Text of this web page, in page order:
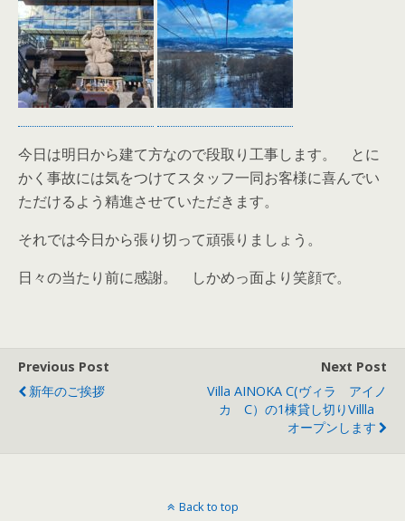
今日は明日から建て方なので段取り工事します。 とに
かく事故には気をつけてスタッフ一同お客様に喜んでい
ただけるよう精進させていただきます。
それでは今日から張り切って頑張りましょう。
日々の当たり前に感謝。 しかめっ面より笑顔で。
Previous Post
新年のご挨拶
Next Post
Villa AINOKA C(ヴィラ アイノ
カ C）の1棟貸し切りVillla
オープンします
Back to top